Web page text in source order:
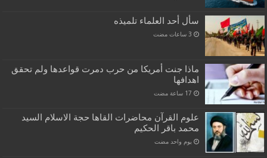
سأل أحد العلماء تلميذه
ماذا جنت أمريكا من حرب دمرت قواعدها ولم تحقق
اهدافها
علوم القرآن محاضرات القاها حجة الاسلام السيد
محمد باقر الحكيم
‏يوم واحد مضت